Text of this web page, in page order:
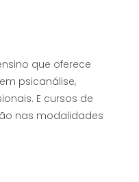
que oferece
psicanálise,
E cursos de
nas modalidades